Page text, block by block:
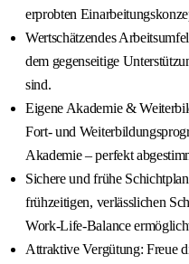
erprobten
Wertschätzendes
dem gegenseitige
sind.
Eigene Akademie &
Fort- und
Akademie – perfekt
Sichere und frühe
frühzeitigen, verlässlichen
Work-Life-Balance
Attraktive Vergütung: Freue